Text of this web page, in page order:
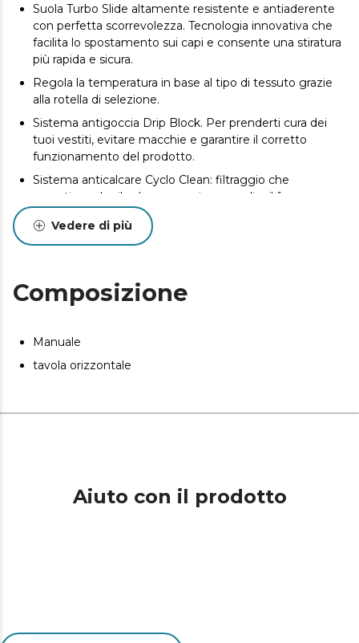
Suola Turbo Slide altamente resistente e antiaderente
con perfetta scorrevolezza. Tecnologia innovativa che
facilita lo spostamento sui capi e consente una stiratura
più rapida e sicura.
Regola la temperatura in base al tipo di tessuto grazie
alla rotella di selezione.
Sistema antigoccia Drip Block. Per prenderti cura dei
tuoi vestiti, evitare macchie e garantire il corretto
funzionamento del prodotto.
Sistema anticalcare Cyclo Clean: filtraggio che
garantisce che il calcare non si accumuli e il ferro
mantenga un elevato livello di utilizzo per lungo tempo.
Precision Tip: punta di precisione che aiuta ad eliminare
Vedere di più
Composizione
Manuale
tavola orizzontale
Aiuto con il prodotto